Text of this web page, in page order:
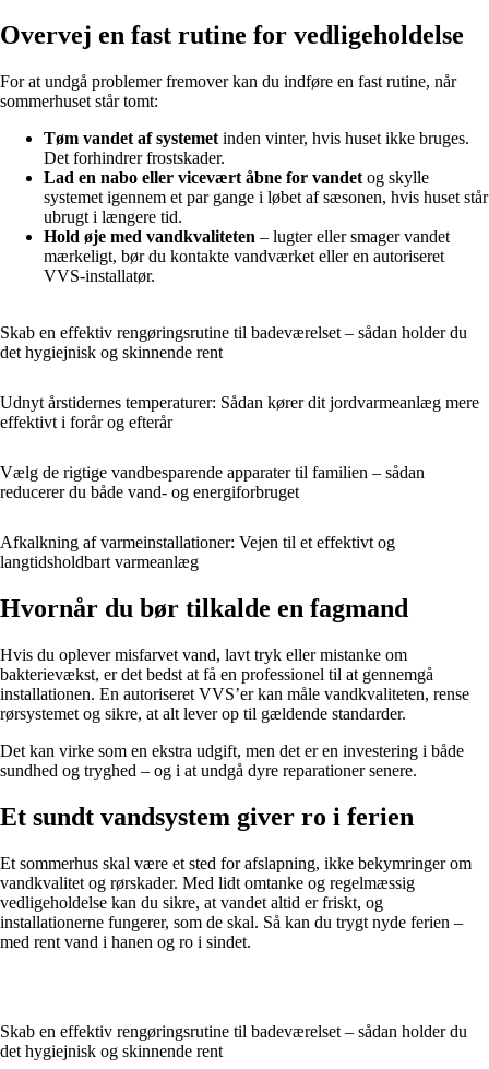
Overvej en fast rutine for vedligeholdelse
For at undgå problemer fremover kan du indføre en fast rutine, når
sommerhuset står tomt:
Tøm vandet af systemet inden vinter, hvis huset ikke bruges.
Det forhindrer frostskader.
Lad en nabo eller vicevært åbne for vandet og skylle
systemet igennem et par gange i løbet af sæsonen, hvis huset står
ubrugt i længere tid.
Hold øje med vandkvaliteten – lugter eller smager vandet
mærkeligt, bør du kontakte vandværket eller en autoriseret
VVS-installatør.
Skab en effektiv rengøringsrutine til badeværelset – sådan holder du
det hygiejnisk og skinnende rent
Udnyt årstidernes temperaturer: Sådan kører dit jordvarmeanlæg mere
effektivt i forår og efterår
Vælg de rigtige vandbesparende apparater til familien – sådan
reducerer du både vand- og energiforbruget
Afkalkning af varmeinstallationer: Vejen til et effektivt og
langtidsholdbart varmeanlæg
Hvornår du bør tilkalde en fagmand
Hvis du oplever misfarvet vand, lavt tryk eller mistanke om
bakterievækst, er det bedst at få en professionel til at gennemgå
installationen. En autoriseret VVS’er kan måle vandkvaliteten, rense
rørsystemet og sikre, at alt lever op til gældende standarder.
Det kan virke som en ekstra udgift, men det er en investering i både
sundhed og tryghed – og i at undgå dyre reparationer senere.
Et sundt vandsystem giver ro i ferien
Et sommerhus skal være et sted for afslapning, ikke bekymringer om
vandkvalitet og rørskader. Med lidt omtanke og regelmæssig
vedligeholdelse kan du sikre, at vandet altid er friskt, og
installationerne fungerer, som de skal. Så kan du trygt nyde ferien –
med rent vand i hanen og ro i sindet.
Skab en effektiv rengøringsrutine til badeværelset – sådan holder du
det hygiejnisk og skinnende rent